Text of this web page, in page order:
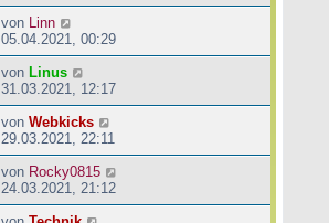
von Linn
05.04.2021, 00:29
von Linus
31.03.2021, 12:17
von Webkicks
29.03.2021, 22:11
von Rocky0815
24.03.2021, 21:12